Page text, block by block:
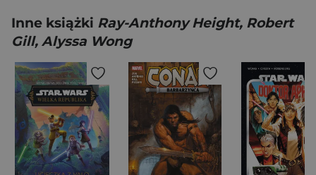
Inne książki Ray-Anthony Height, Robert
Gill, Alyssa Wong